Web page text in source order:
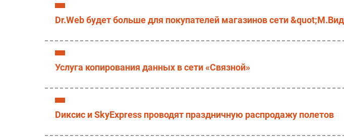
Dr.Web будет больше для покупателей магазинов сети
Услуга копирования данных в сети «Связной»
Dиксис и SkyExpress проводят праздничную распродажу полетов